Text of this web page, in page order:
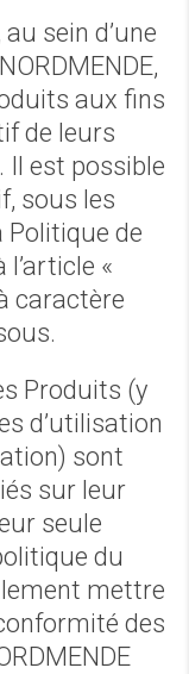
sein d’une
aux fins
de leurs
est possible
sous les
Politique de
«
caractère
Produits (y
d’utilisation
sont
sur leur
seule
du
mettre
des